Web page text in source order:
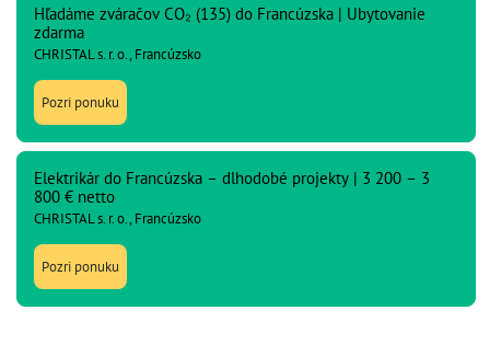
Hľadáme zváračov CO₂ (135) do Francúzska | Ubytovanie
zdarma
CHRISTAL s. r. o., Francúzsko
Pozri ponuku
Elektrikár do Francúzska – dlhodobé projekty | 3 200 – 3
800 € netto
CHRISTAL s. r. o., Francúzsko
Pozri ponuku